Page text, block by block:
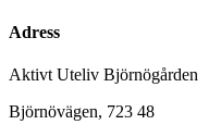
Adress
Aktivt Uteliv Björnögården
Björnövägen, 723 48